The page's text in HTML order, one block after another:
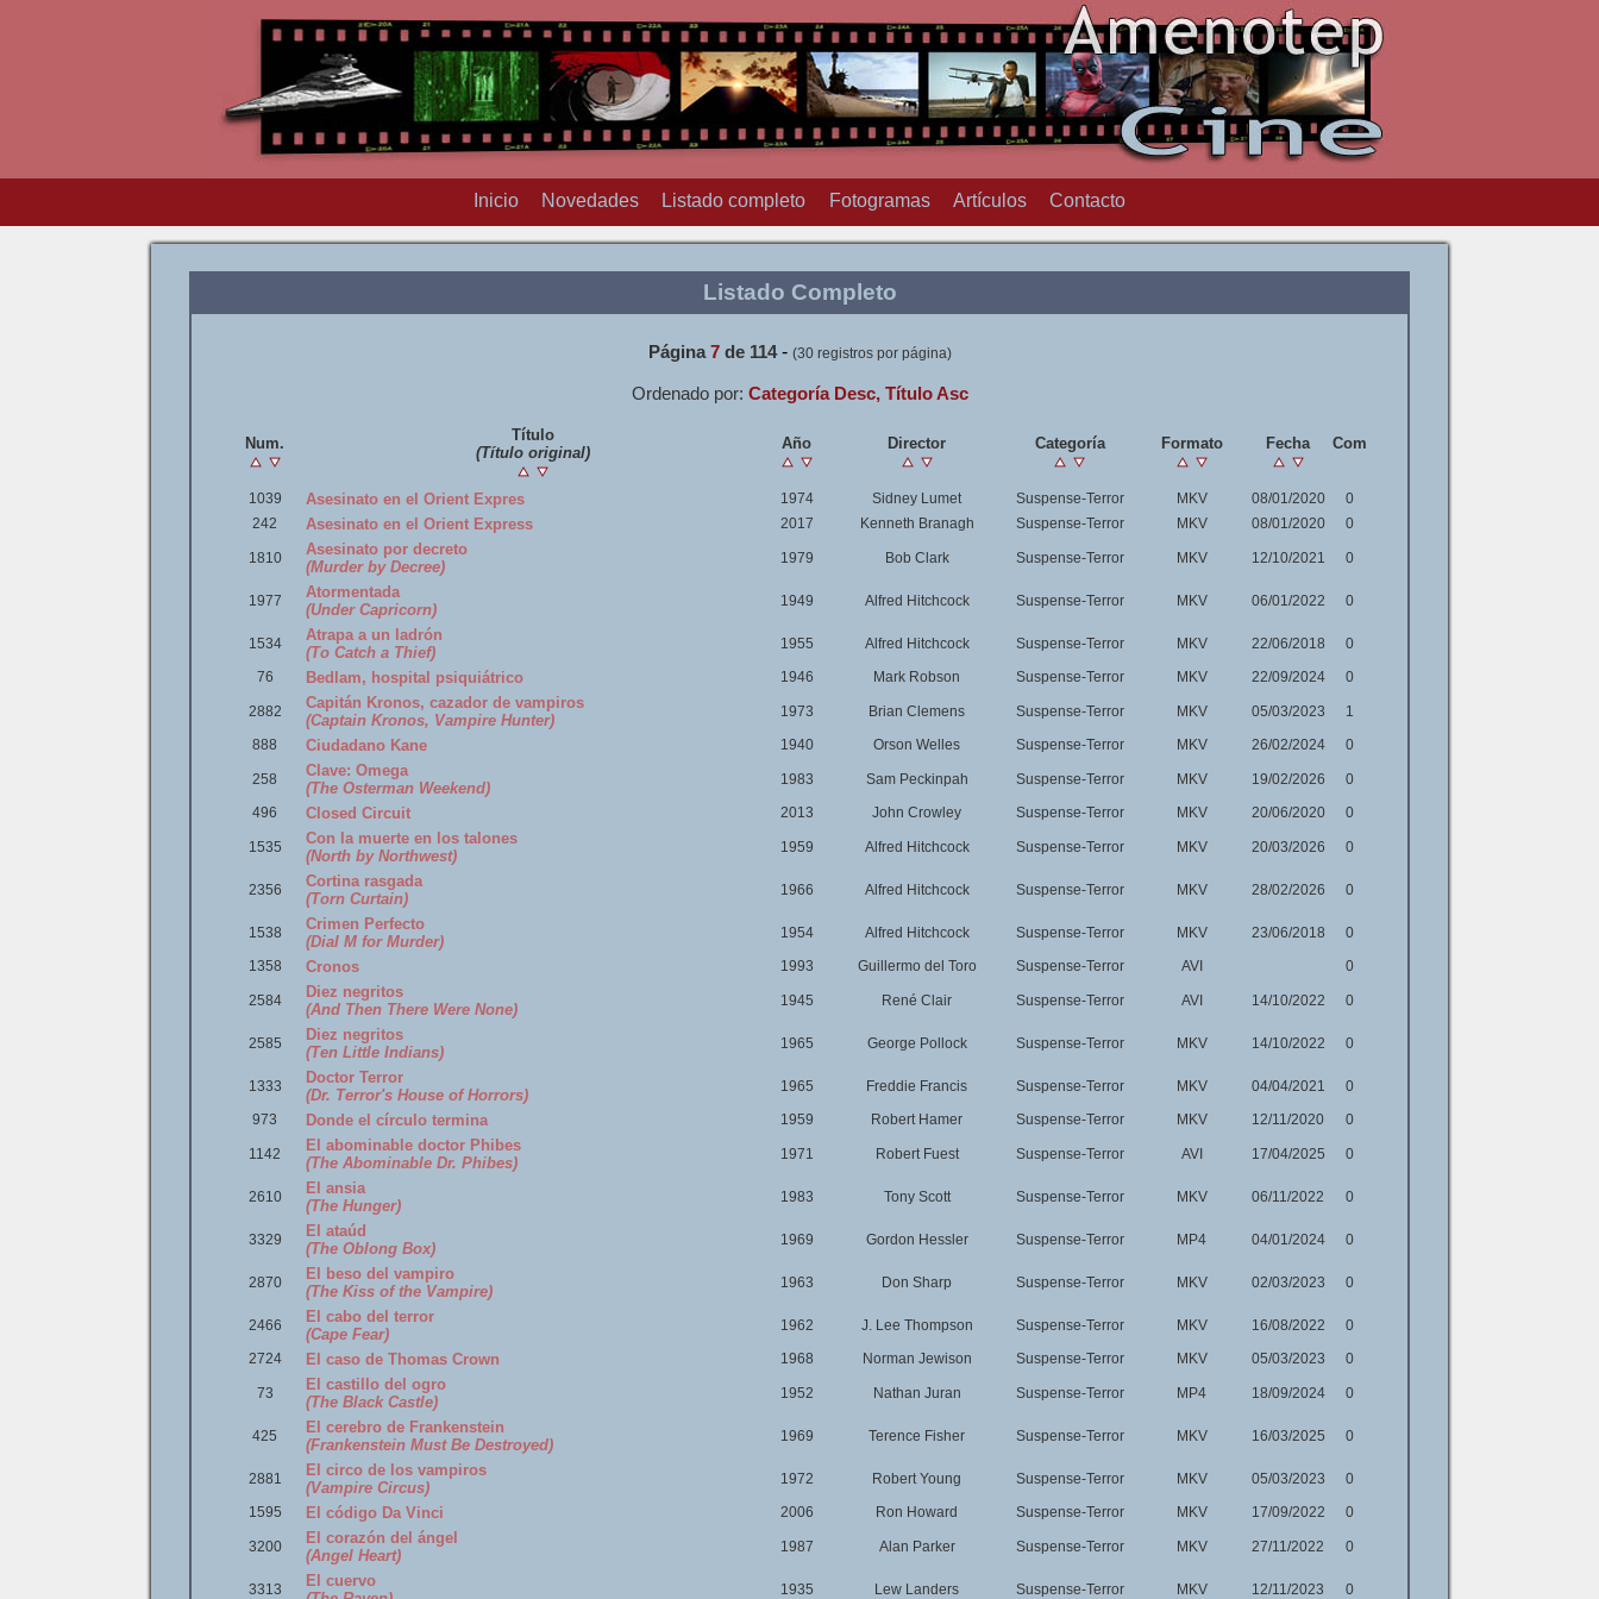
Inicio Novedades Listado completo Fotogramas Artículos Contacto
Listado Completo
Página 7de 114- (30 registros por página)
Ordenado por: Categoría Desc, Título Asc
Num.
Título
(Título original)
Año Director Categoría Formato Fecha Com
1039 Asesinato en el Orient Expres 1974 Sidney Lumet Suspense-Terror MKV 08/01/2020
0
242
Asesinato en el Orient Express 2017 Kenneth Branagh Suspense-Terror MKV 08/01/2020 0
1810
Asesinato por decreto
(Murder by Decree)
1979 Bob Clark Suspense-Terror MKV 12/10/2021 0
1977
Atormentada
(Under Capricorn)
1949 Alfred Hitchcock Suspense-Terror MKV 06/01/2022 0
1534
Atrapa a un ladrón
(To Catch a Thief)
1955 Alfred Hitchcock Suspense-Terror MKV 22/06/2018
0
76
Bedlam, hospital psiquiátrico 1946 Mark Robson Suspense-Terror MKV 22/09/2024 0
2882
Capitán Kronos, cazador de vampiros
(Captain Kronos, Vampire Hunter)
1973 Brian Clemens Suspense-Terror MKV 05/03/2023
1
888
Ciudadano Kane 1940 Orson Welles Suspense-Terror MKV 26/02/2024 0
258
Clave: Omega
(The Osterman Weekend)
1983 Sam Peckinpah Suspense-Terror MKV 19/02/2026
0
496
Closed Circuit 2013 John Crowley Suspense-Terror MKV 20/06/2020 0
1535
Con la muerte en los talones
(North by Northwest)
1959 Alfred Hitchcock Suspense-Terror MKV 20/03/2026 0
2356
Cortina rasgada
(Torn Curtain)
1966 Alfred Hitchcock Suspense-Terror MKV 28/02/2026 0
1538
Crimen Perfecto
(Dial M for Murder)
1954 Alfred Hitchcock Suspense-Terror MKV 23/06/2018
0
1358
Cronos 1993 Guillermo del Toro Suspense-Terror AVI 0
2584
Diez negritos
(And Then There Were None)
1945 René Clair Suspense-Terror AVI 14/10/2022 0
2585
Diez negritos
(Ten Little Indians)
1965 George Pollock Suspense-Terror MKV 14/10/2022 0
1333
Doctor Terror
(Dr. Terror's House of Horrors)
1965 Freddie Francis Suspense-Terror MKV 04/04/2021
0
973
Donde el círculo termina 1959 Robert Hamer Suspense-Terror MKV 12/11/2020 0
1142
El abominable doctor Phibes
(The Abominable Dr. Phibes)
1971 Robert Fuest Suspense-Terror AVI 17/04/2025 0
2610
El ansia
(The Hunger)
1983 Tony Scott Suspense-Terror MKV 06/11/2022 0
3329
El ataúd
(The Oblong Box)
1969 Gordon Hessler Suspense-Terror MP4 04/01/2024 0
2870
El beso del vampiro
(The Kiss of the Vampire)
1963 Don Sharp Suspense-Terror MKV 02/03/2023 0
2466
El cabo del terror
(Cape Fear)
1962 J. Lee Thompson Suspense-Terror MKV 16/08/2022
0
2724
El caso de Thomas Crown 1968 Norman Jewison Suspense-Terror MKV 05/03/2023 0
73
El castillo del ogro
(The Black Castle)
1952 Nathan Juran Suspense-Terror MP4 18/09/2024 0
425
El cerebro de Frankenstein
(Frankenstein Must Be Destroyed)
1969 Terence Fisher Suspense-Terror MKV 16/03/2025 0
2881
El circo de los vampiros
(Vampire Circus)
1972 Robert Young Suspense-Terror MKV 05/03/2023
0
1595
El código Da Vinci 2006 Ron Howard Suspense-Terror MKV 17/09/2022 0
3200
El corazón del ángel
(Angel Heart)
1987 Alan Parker Suspense-Terror MKV 27/11/2022 0
3313
El cuervo
1935 Lew Landers Suspense-Terror MKV 12/11/2023 0